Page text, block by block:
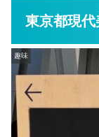
東京都現
趣味